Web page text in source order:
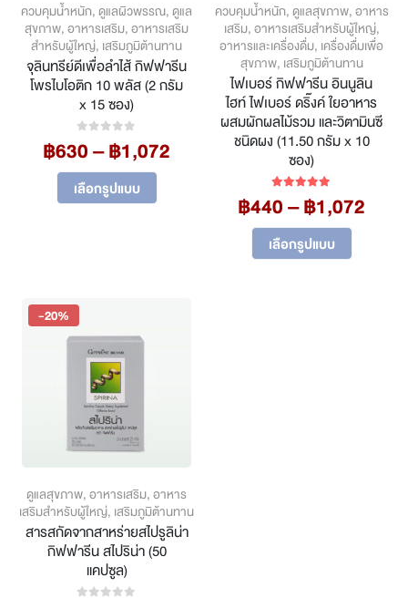
ควบคุมน้ำหนัก, ดูแลผิวพรรณ, ดูแล
สุขภาพ,อาหารเสริม,อาหารเสริม
สำหรับผู้ใหญ่, เสริมภูมิต้านทาน
จุลินทรีย์ดีเพื่อลำไส้ กิฟฟารีน
โพรไบโอติก 10 พลัส (2 กรัม
x 15 ซอง)
฿630–฿1,072
เลือกรูปแบบ
This
product
ควบคุมน้ำหนัก, ดูแลสุขภาพ,อาหาร
เสริม,อาหารเสริมสำหรับผู้ใหญ่,
อาหารและเครื่องดื่ม, เครื่องดื่มเพื่อ
สุขภาพ, เสริมภูมิต้านทาน
ไฟเบอร์ กิฟฟารีน อินนูลิน
ไฮท์ ไฟเบอร์ ดริ๊งค์ ใยอาหาร
ผสมผักผลไม้รวม และวิตามินซี
ชนิดผง (11.50 กรัม x 10
ซอง)
฿440–฿1,072
เลือกรูปแบบ
This
product
-20%
ดูแลสุขภาพ,อาหารเสริม,อาหาร
เสริมสำหรับผู้ใหญ่, เสริมภูมิต้านทาน
สารสกัดจากสาหร่ายสไปรูลิน่า
กิฟฟารีน สไปริน่า (50
แคปซูล)